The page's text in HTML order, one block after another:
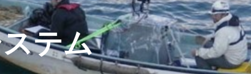
テム